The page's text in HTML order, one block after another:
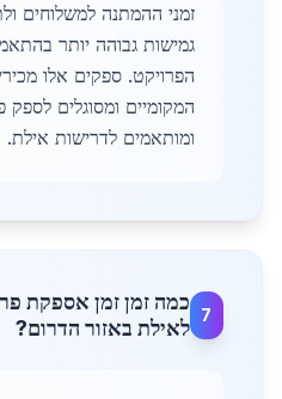
זמני ההמתנה למשלוחים
גמישות גבוהה יותר
הפרויקט. ספקים אלו
המקומיים ומסוגלים לספק
ומותאמים לדרישות אילת.
7
כמה זמן זמן אספקת
לאילת באזור הדרום?